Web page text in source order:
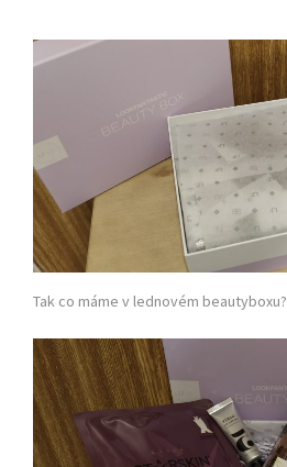
Tak co máme v lednovém beautyboxu?